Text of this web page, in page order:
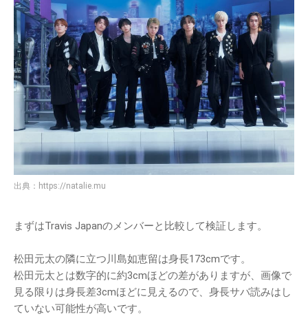
出典： https://natalie.mu
まずはTravis Japanのメンバーと比較して検証します。
松田元太の隣に立つ川島如恵留は身長173cmです。
松田元太とは数字的に約3cmほどの差がありますが、画像で
見る限りは身長差3cmほどに見えるので、身長サバ読みはし
ていない可能性が高いです。